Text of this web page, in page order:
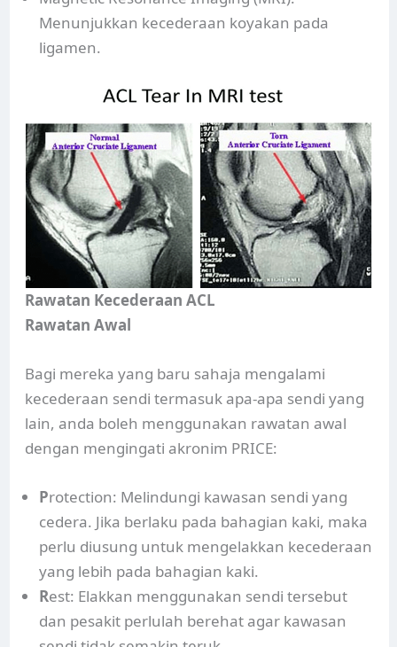
Menunjukkan kecederaan koyakan pada
ligamen.
Rawatan Kecederaan ACL
Rawatan Awal
Bagi mereka yang baru sahaja mengalami
kecederaan sendi termasuk apa-apa sendi yang
lain, anda boleh menggunakan rawatan awal
dengan mengingati akronim PRICE:
Protection: Melindungi kawasan sendi yang
cedera. Jika berlaku pada bahagian kaki, maka
perlu diusung untuk mengelakkan kecederaan
yang lebih pada bahagian kaki.
Rest: Elakkan menggunakan sendi tersebut
dan pesakit perlulah berehat agar kawasan